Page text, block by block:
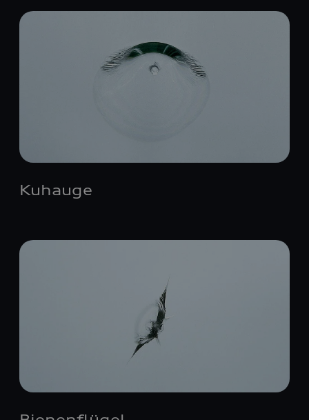
Kuhauge